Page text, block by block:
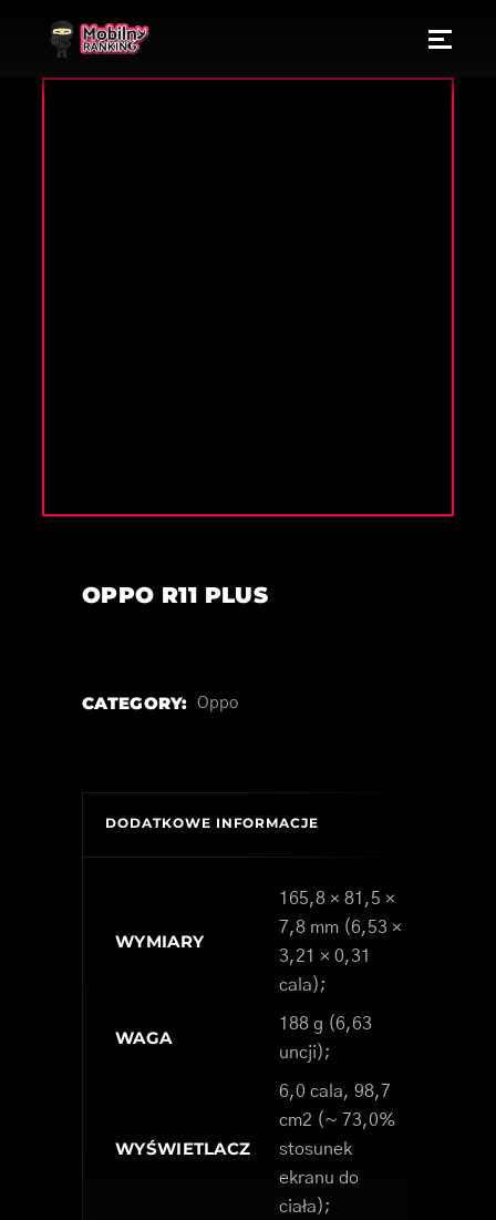
OPPO R11 PLUS
CATEGORY: Oppo
DODATKOWE INFORMACJE
WYMIARY
165,8 × 81,5 ×
7,8 mm (6,53 ×
3,21 × 0,31
cala);
WAGA
188 g (6,63
uncji);
WYŚWIETLACZ
6,0 cala, 98,7
cm2 (~ 73,0%
stosunek
ekranu do
ciała);